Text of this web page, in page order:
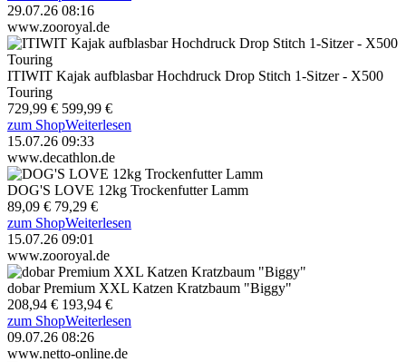
29.07.26 08:16
www.zooroyal.de
ITIWIT Kajak aufblasbar Hochdruck Drop Stitch 1-Sitzer - X500
Touring
729,99 € 599,99 €
zum ShopWeiterlesen
15.07.26 09:33
www.decathlon.de
DOG'S LOVE 12kg Trockenfutter Lamm
89,09 € 79,29 €
zum ShopWeiterlesen
15.07.26 09:01
www.zooroyal.de
dobar Premium XXL Katzen Kratzbaum "Biggy"
208,94 € 193,94 €
zum ShopWeiterlesen
09.07.26 08:26
www.netto-online.de